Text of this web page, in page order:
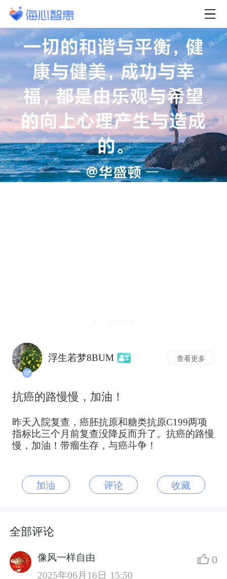
浮生若梦8BUM 查看更多
抗癌的路慢慢，加油！
昨天入院复查，癌胚抗原和糖类抗原C199两项
指标比三个月前复查没降反而升了。抗癌的路慢
慢，加油！带瘤生存，与癌斗争！
加油 评论 收藏
全部评论
像风一样自由
2025年06月16日 15:50
0